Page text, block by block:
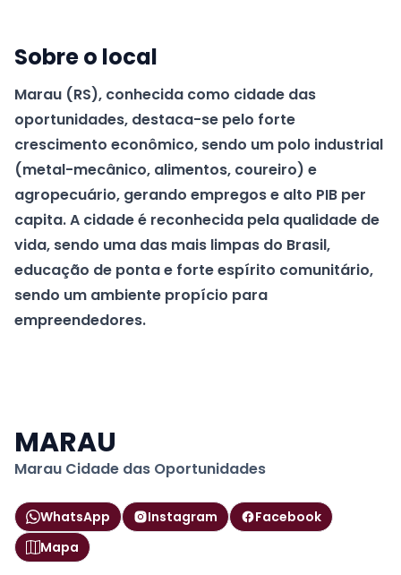
Sobre o local
Marau (RS), conhecida como cidade das
oportunidades, destaca-se pelo forte
crescimento econômico, sendo um polo industrial
(metal-mecânico, alimentos, coureiro) e
agropecuário, gerando empregos e alto PIB per
capita. A cidade é reconhecida pela qualidade de
vida, sendo uma das mais limpas do Brasil,
educação de ponta e forte espírito comunitário,
sendo um ambiente propício para
empreendedores.
MARAU
Marau Cidade das Oportunidades
WhatsApp Instagram
Facebook
Mapa